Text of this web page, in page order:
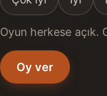
Oyun herkese açık.
Oy ver